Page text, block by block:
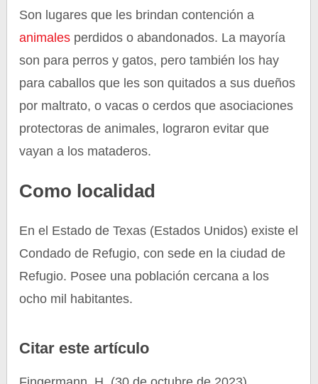
Son lugares que les brindan contención a
animales perdidos o abandonados. La mayoría
son para perros y gatos, pero también los hay
para caballos que les son quitados a sus dueños
por maltrato, o vacas o cerdos que asociaciones
protectoras de animales, lograron evitar que
vayan a los mataderos.
Como localidad
En el Estado de Texas (Estados Unidos) existe el
Condado de Refugio, con sede en la ciudad de
Refugio. Posee una población cercana a los
ocho mil habitantes.
Citar este artículo